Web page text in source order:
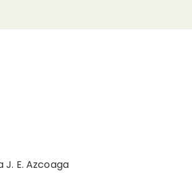
E. Azcoaga